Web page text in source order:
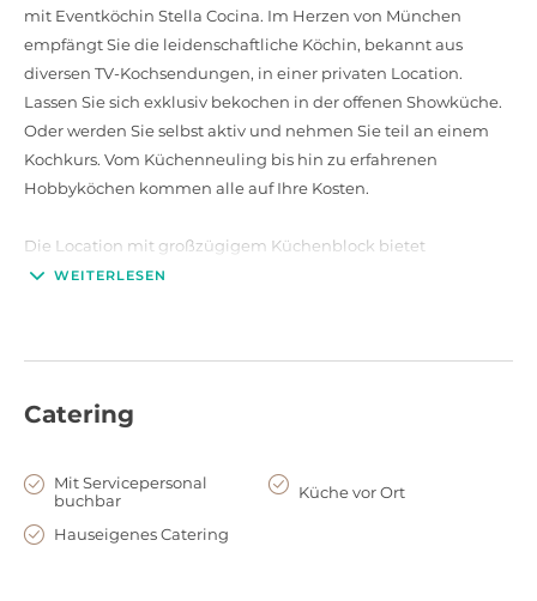
mit Eventköchin Stella Cocina. Im Herzen von München
empfängt Sie die leidenschaftliche Köchin, bekannt aus
diversen TV-Kochsendungen, in einer privaten Location.
Lassen Sie sich exklusiv bekochen in der offenen Showküche.
Oder werden Sie selbst aktiv und nehmen Sie teil an einem
Kochkurs. Vom Küchenneuling bis hin zu erfahrenen
Hobbyköchen kommen alle auf Ihre Kosten.
Die Location mit großzügigem Küchenblock bietet
ausreichen Platz für 6 bis 12 Personen. Mit Stella Cocina
WEITERLESEN
Catering
Mit Servicepersonal
buchbar
Küche vor Ort
Hauseigenes Catering